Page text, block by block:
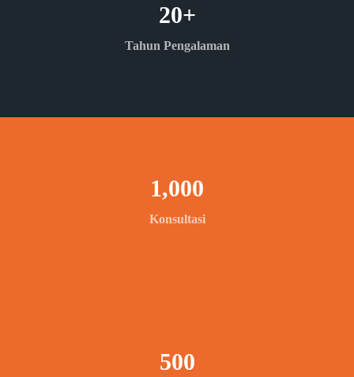
Tahun Pengalaman
20+
Konsultasi
1,000
500